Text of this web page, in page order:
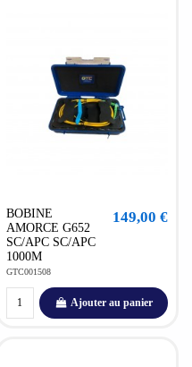
BOBINE
AMORCE G652
SC/APC SC/APC
1000M
GTC001508
149,00 €
Ajouter au panier